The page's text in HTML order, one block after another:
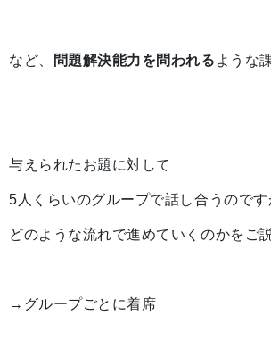
など、 問題解決能力を問われる ような
与えられたお題に対して
5人くらいのグループで話し合うのです
どのような流れで進めていくのかをご
→グループごとに着席